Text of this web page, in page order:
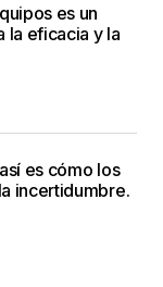
es un
la eficacia y la
es cómo los
incertidumbre.